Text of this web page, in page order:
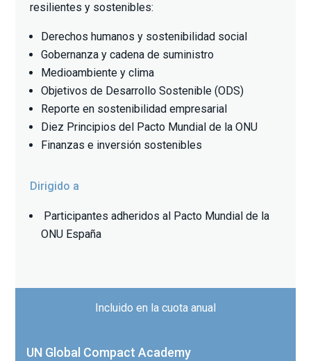
resilientes y sostenibles:
Derechos humanos y sostenibilidad social
Gobernanza y cadena de suministro
Medioambiente y clima
Objetivos de Desarrollo Sostenible (ODS)
Reporte en sostenibilidad empresarial
Diez Principios del Pacto Mundial de la ONU
Finanzas e inversión sostenibles
Dirigido a
Participantes adheridos al Pacto Mundial de la
ONU España
Incluido en la cuota anual
UN Global Compact Academy